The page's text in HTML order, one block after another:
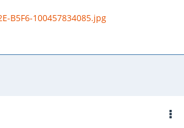
B5F6-100457834085.jpg